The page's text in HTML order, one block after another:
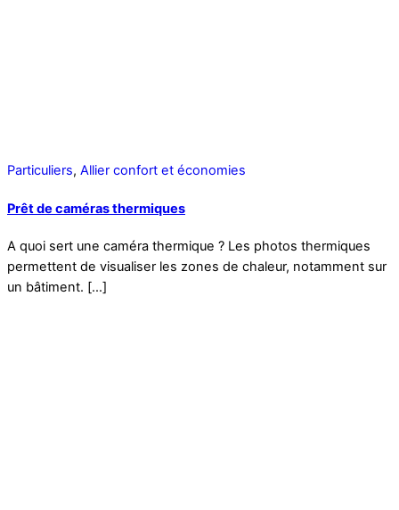
Particuliers, Allier confort et économies
Prêt de caméras thermiques
A quoi sert une caméra thermique ? Les photos thermiques
permettent de visualiser les zones de chaleur, notamment sur
un bâtiment. […]